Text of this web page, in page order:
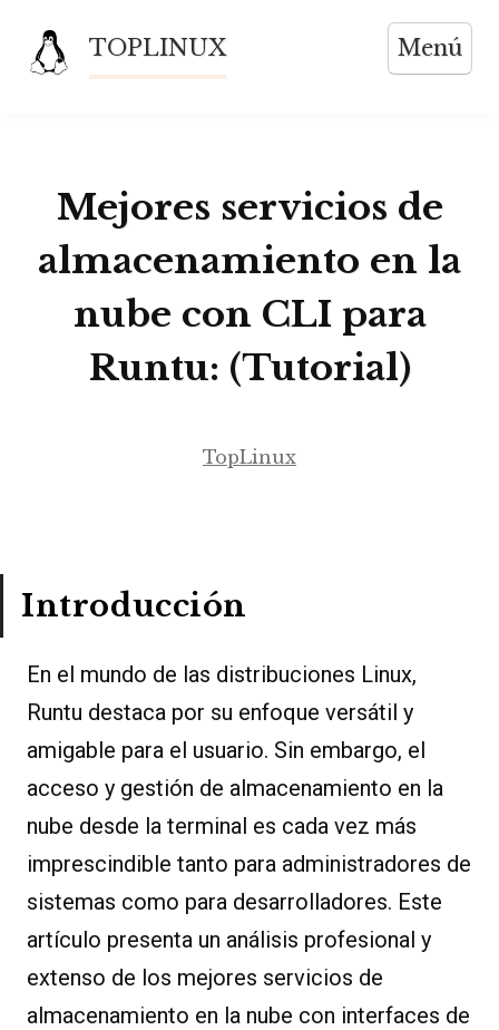
contenido
TOPLINUX Menú
Mejores servicios de
almacenamiento en la
nube con CLI para
Runtu: (Tutorial)
TopLinux
Introducción
En el mundo de las distribuciones Linux,
Runtu destaca por su enfoque versátil y
amigable para el usuario. Sin embargo, el
acceso y gestión de almacenamiento en la
nube desde la terminal es cada vez más
imprescindible tanto para administradores de
sistemas como para desarrolladores. Este
artículo presenta un análisis profesional y
extenso de los mejores servicios de
almacenamiento en la nube con interfaces de